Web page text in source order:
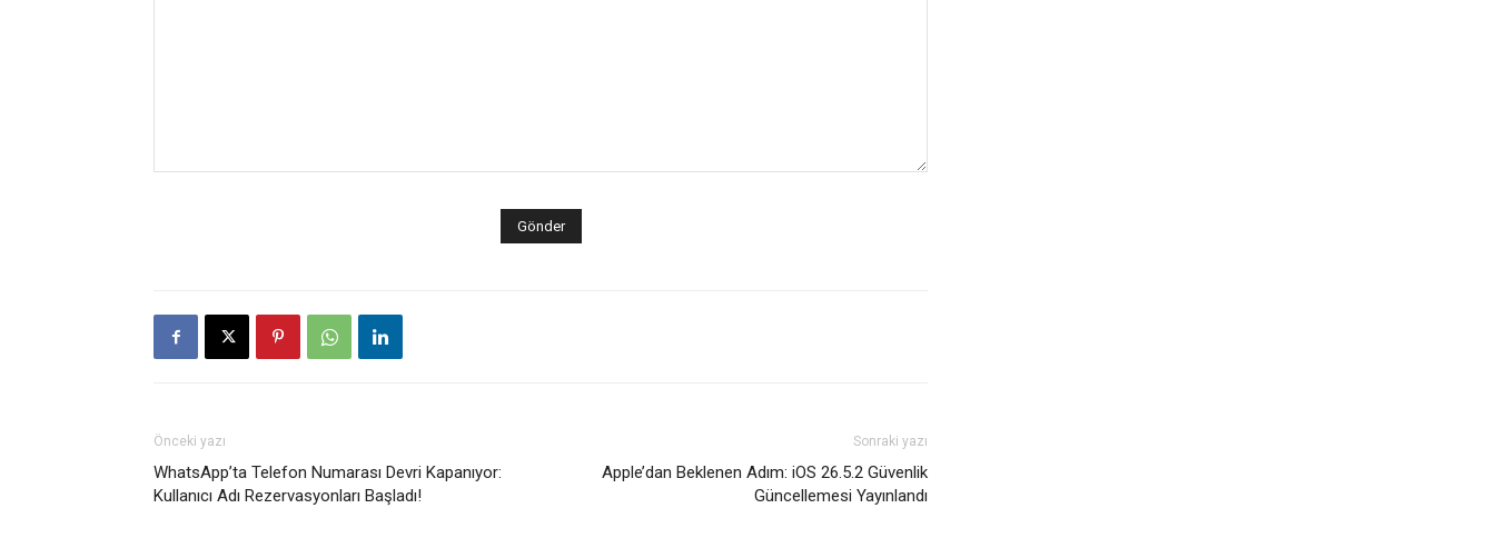
Önceki yazı
WhatsApp’ta Telefon Numarası Devri Kapanıyor:
Kullanıcı Adı Rezervasyonları Başladı!
Sonraki yazı
Apple’dan Beklenen Adım: iOS 26.5.2 Güvenlik
Güncellemesi Yayınlandı